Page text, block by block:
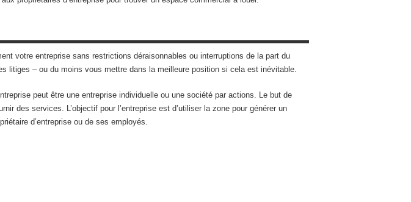
votre entreprise sans restrictions déraisonnables ou interruptions de la part du
litiges – ou du moins vous mettre dans la meilleure position si cela est inévitable.
peut être une entreprise individuelle ou une société par actions. Le but de
des services. L’objectif pour l’entreprise est d’utiliser la zone pour générer un
d’entreprise ou de ses employés.